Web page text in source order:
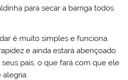
para secar a barriga todos
é muito simples e funciona.
e ainda estará abençoado
pais, o que fará com que ele